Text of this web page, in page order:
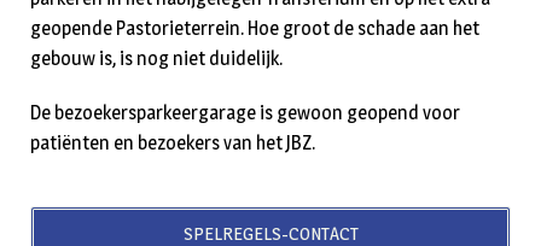
geopende Pastorieterrein. Hoe groot de schade aan het
gebouw is, is nog niet duidelijk.
De bezoekersparkeergarage is gewoon geopend voor
patiënten en bezoekers van het JBZ.
SPELREGELS-CONTACT